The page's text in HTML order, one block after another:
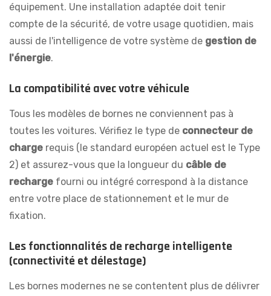
équipement. Une installation adaptée doit tenir
compte de la sécurité, de votre usage quotidien, mais
aussi de l'intelligence de votre système de gestion de
l'énergie.
La compatibilité avec votre véhicule
Tous les modèles de bornes ne conviennent pas à
toutes les voitures. Vérifiez le type de connecteur de
charge requis (le standard européen actuel est le Type
2) et assurez-vous que la longueur du câble de
recharge fourni ou intégré correspond à la distance
entre votre place de stationnement et le mur de
fixation.
Les fonctionnalités de recharge intelligente
(connectivité et délestage)
Les bornes modernes ne se contentent plus de délivrer